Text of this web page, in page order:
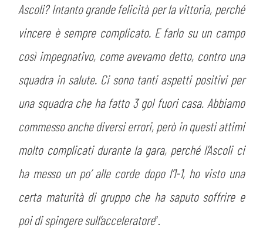
Ascoli? Intanto grande felicità per la vittoria, perché
vincere è sempre complicato. E farlo su un campo
così impegnativo, come avevamo detto, contro una
squadra in salute. Ci sono tanti aspetti positivi per
una squadra che ha fatto 3 gol fuori casa. Abbiamo
commesso anche diversi errori, però in questi attimi
molto complicati durante la gara, perché l’Ascoli ci
ha messo un po’ alle corde dopo l’1-1, ho visto una
certa maturità di gruppo che ha saputo soffrire e
poi di spingere sull’acceleratore”.